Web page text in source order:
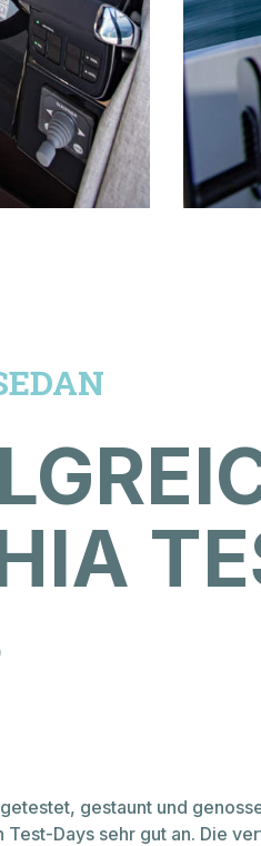
gestaunt und
Test-Days sehr gut an. Die